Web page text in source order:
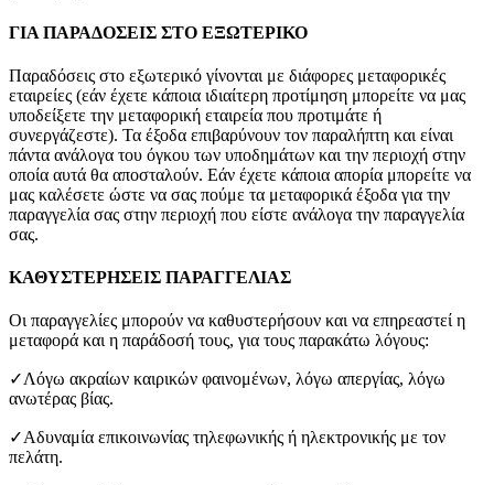
ΓΙΑ ΠΑΡΑΔΟΣΕΙΣ ΣΤΟ ΕΞΩΤΕΡΙΚΟ
Παραδόσεις στο εξωτερικό γίνονται με διάφορες μεταφορικές
εταιρείες (εάν έχετε κάποια ιδιαίτερη προτίμηση μπορείτε να μας
υποδείξετε την μεταφορική εταιρεία που προτιμάτε ή
συνεργάζεστε). Τα έξοδα επιβαρύνουν τον παραλήπτη και είναι
πάντα ανάλογα του όγκου των υποδημάτων και την περιοχή στην
οποία αυτά θα αποσταλούν. Εάν έχετε κάποια απορία μπορείτε να
μας καλέσετε ώστε να σας πούμε τα μεταφορικά έξοδα για την
παραγγελία σας στην περιοχή που είστε ανάλογα την παραγγελία
σας.
ΚΑΘΥΣΤΕΡΗΣΕΙΣ ΠΑΡΑΓΓΕΛΙΑΣ
Οι παραγγελίες μπορούν να καθυστερήσουν και να επηρεαστεί η
μεταφορά και η παράδοσή τους, για τους παρακάτω λόγους:
✓Λόγω ακραίων καιρικών φαινομένων, λόγω απεργίας, λόγω
ανωτέρας βίας.
✓Αδυναμία επικοινωνίας τηλεφωνικής ή ηλεκτρονικής με τον
πελάτη.